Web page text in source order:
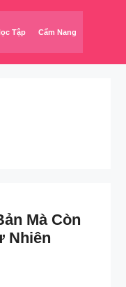
Tập Cẩm Nang
Mà Còn
Nhiên